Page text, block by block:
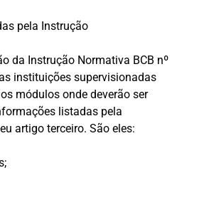
pela Instrução
da Instrução Normativa BCB nº
instituições supervisionadas
módulos onde deverão ser
listadas pela
artigo terceiro. São eles: